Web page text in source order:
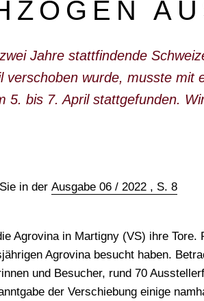
Jahre stattfindende
verschoben wurde, musste mit
5. bis 7. April stattgefunden.
in der Ausgabe 06 / 2022 , S. 8
Agrovina in Martigny (VS) ihre
Agrovina besucht haben.
und Besucher, rund 70
der Verschiebung einige